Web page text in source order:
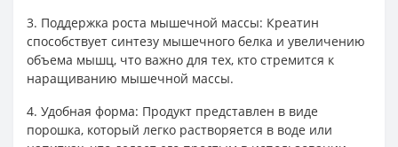
3. Поддержка роста мышечной массы: Креатин
способствует синтезу мышечного белка и увеличению
объема мышц, что важно для тех, кто стремится к
наращиванию мышечной массы.
4. Удобная форма: Продукт представлен в виде
порошка, который легко растворяется в воде или